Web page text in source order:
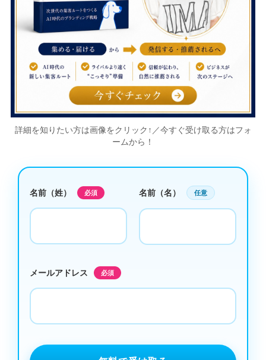
詳細を知りたい方は画像をクリック↑／今すぐ受け取る方はフォ
ームから！
名前（姓） 必須 名前（名） 任意
メールアドレス 必須